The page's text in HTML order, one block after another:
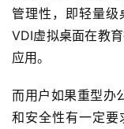
管理性，即轻量级
VDI虚拟桌面在教
应用。
而用户如果重型办
和安全性有一定要